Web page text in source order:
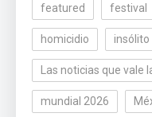
featured festival
homicidio insólito
Las noticias que vale
mundial 2026